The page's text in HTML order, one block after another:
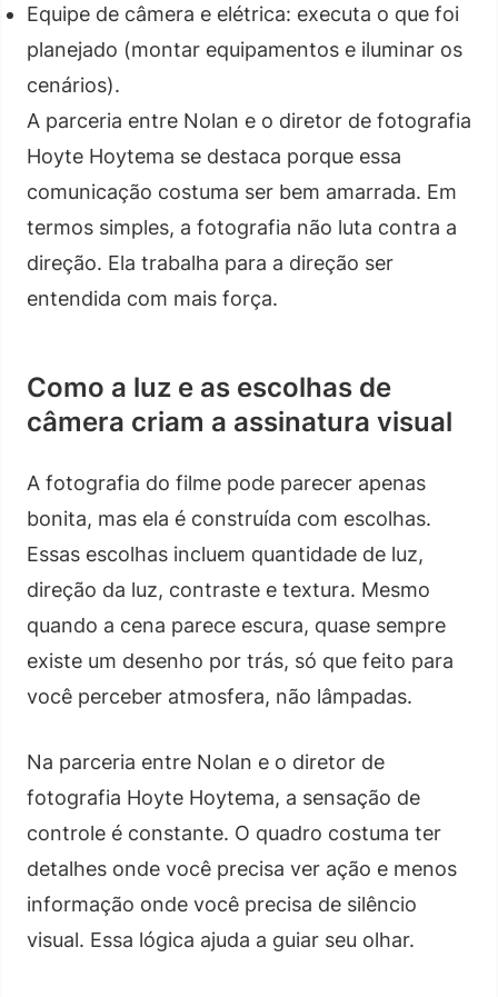
Equipe de câmera e elétrica: executa o que foi
planejado (montar equipamentos e iluminar os
cenários).
A parceria entre Nolan e o diretor de fotografia
Hoyte Hoytema se destaca porque essa
comunicação costuma ser bem amarrada. Em
termos simples, a fotografia não luta contra a
direção. Ela trabalha para a direção ser
entendida com mais força.
Como a luz e as escolhas de
câmera criam a assinatura visual
A fotografia do filme pode parecer apenas
bonita, mas ela é construída com escolhas.
Essas escolhas incluem quantidade de luz,
direção da luz, contraste e textura. Mesmo
quando a cena parece escura, quase sempre
existe um desenho por trás, só que feito para
você perceber atmosfera, não lâmpadas.
Na parceria entre Nolan e o diretor de
fotografia Hoyte Hoytema, a sensação de
controle é constante. O quadro costuma ter
detalhes onde você precisa ver ação e menos
informação onde você precisa de silêncio
visual. Essa lógica ajuda a guiar seu olhar.